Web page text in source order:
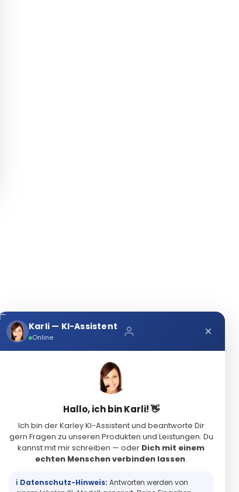
Karli — KI-Assistent
Online ×
Hallo, ich bin Karli! 👋
Ich bin der Karley KI-Assistent und beantworte Dir
gern Fragen zu unseren Produkten und Leistungen. Du
kannst mit mir schreiben — oder Dich mit einem
echten Menschen verbinden lassen.
ℹ️ Datenschutz-Hinweis: Antworten werden von